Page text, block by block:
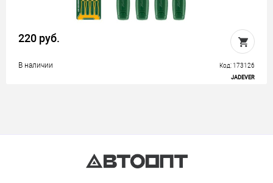
220 руб.
В наличии Код: 173126
JADEVER